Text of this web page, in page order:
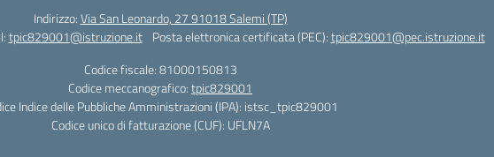
Indirizzo:Via San Leonardo, 27 91018 Salemi (TP)
tpic829001@istruzione.it Posta elettronica certificata (PEC):tpic829001@pec.istruzione.it
Codice fiscale: 81000150813
Codice meccanografico:tpic829001
Indice delle Pubbliche Amministrazioni (IPA): istsc_tpic829001
Codice unico di fatturazione (CUF): UFLN7A